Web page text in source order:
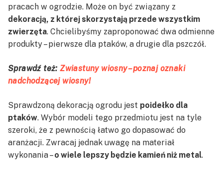
pracach w ogrodzie. Może on być związany z
dekoracją, z której skorzystają przede wszystkim
zwierzęta. Chcielibyśmy zaproponować dwa odmienne
produkty – pierwsze dla ptaków, a drugie dla pszczół.
Sprawdź też:Zwiastuny wiosny – poznaj oznaki
nadchodzącej wiosny!
Sprawdzoną dekoracją ogrodu jest poidełko dla
ptaków. Wybór modeli tego przedmiotu jest na tyle
szeroki, że z pewnością łatwo go dopasować do
aranżacji. Zwracaj jednak uwagę na materiał
wykonania –o wiele lepszy będzie kamień niż metal.